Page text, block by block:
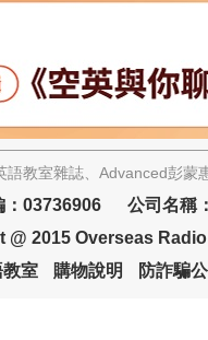
教室雜誌、Advanced彭
：03736906 公司名稱
@ 2015 Overseas
教室
購物說明 防詐騙